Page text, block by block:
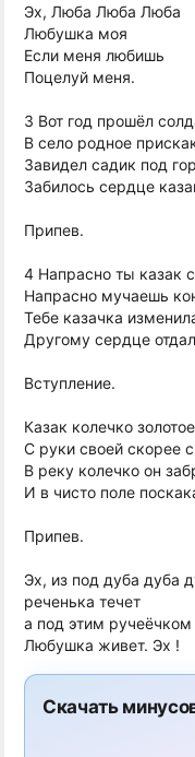
Эх, Люба Люба Люба
Любушка моя
Если меня любишь
Поцелуй меня.
3 Вот год прошёл
В село родное
Завидел садик под
Забилось сердце
Припев.
4 Напрасно ты казак
Напрасно мучаешь
Тебе казачка
Другому сердце
Вступление.
Казак колечко золотое
С руки своей скорее
В реку колечко он
И в чисто поле
Припев.
Эх, из под дуба дуба
реченька течет
а под этим ручеёчком
Любушка живет. Эх !
Скачать